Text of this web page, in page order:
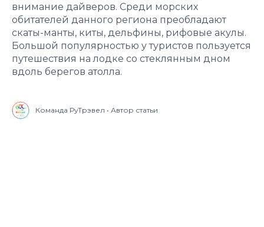
внимание дайверов. Среди морских
обитателей данного региона преобладают
скаты-манты, киты, дельфины, рифовые акулы.
Большой популярностью у туристов пользуется
путешествия на лодке со стеклянным дном
вдоль берегов атолла.
Команда РуТрэвел • Автор статьи